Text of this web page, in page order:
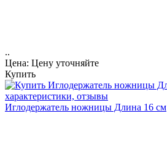
..
Цена: Цену уточняйте
Купить
Иглодержатель ножницы Длина 16 см